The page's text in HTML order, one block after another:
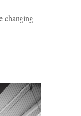
changing